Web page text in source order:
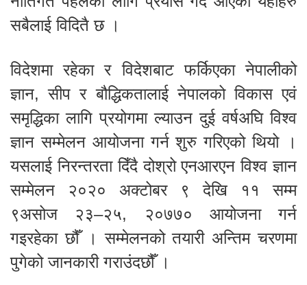
सबैलाई विदितै छ ।
विदेशमा रहेका र विदेशबाट फर्किएका नेपालीको
ज्ञान, सीप र बौद्धिकतालाई नेपालको विकास एवं
समृद्धिका लागि प्रयोगमा ल्याउन दुई वर्षअघि विश्व
ज्ञान सम्मेलन आयोजना गर्न शुरु गरिएको थियो ।
यसलाई निरन्तरता दिँदै दोश्रो एनआरएन विश्व ज्ञान
सम्मेलन २०२० अक्टोबर ९ देखि ११ सम्म
९असोज २३–२५, २०७७० आयोजना गर्न
गइरहेका छौँ । सम्मेलनको तयारी अन्तिम चरणमा
पुगेको जानकारी गराउंदछौँ ।